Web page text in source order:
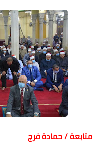
متابعة / حمادة فرج